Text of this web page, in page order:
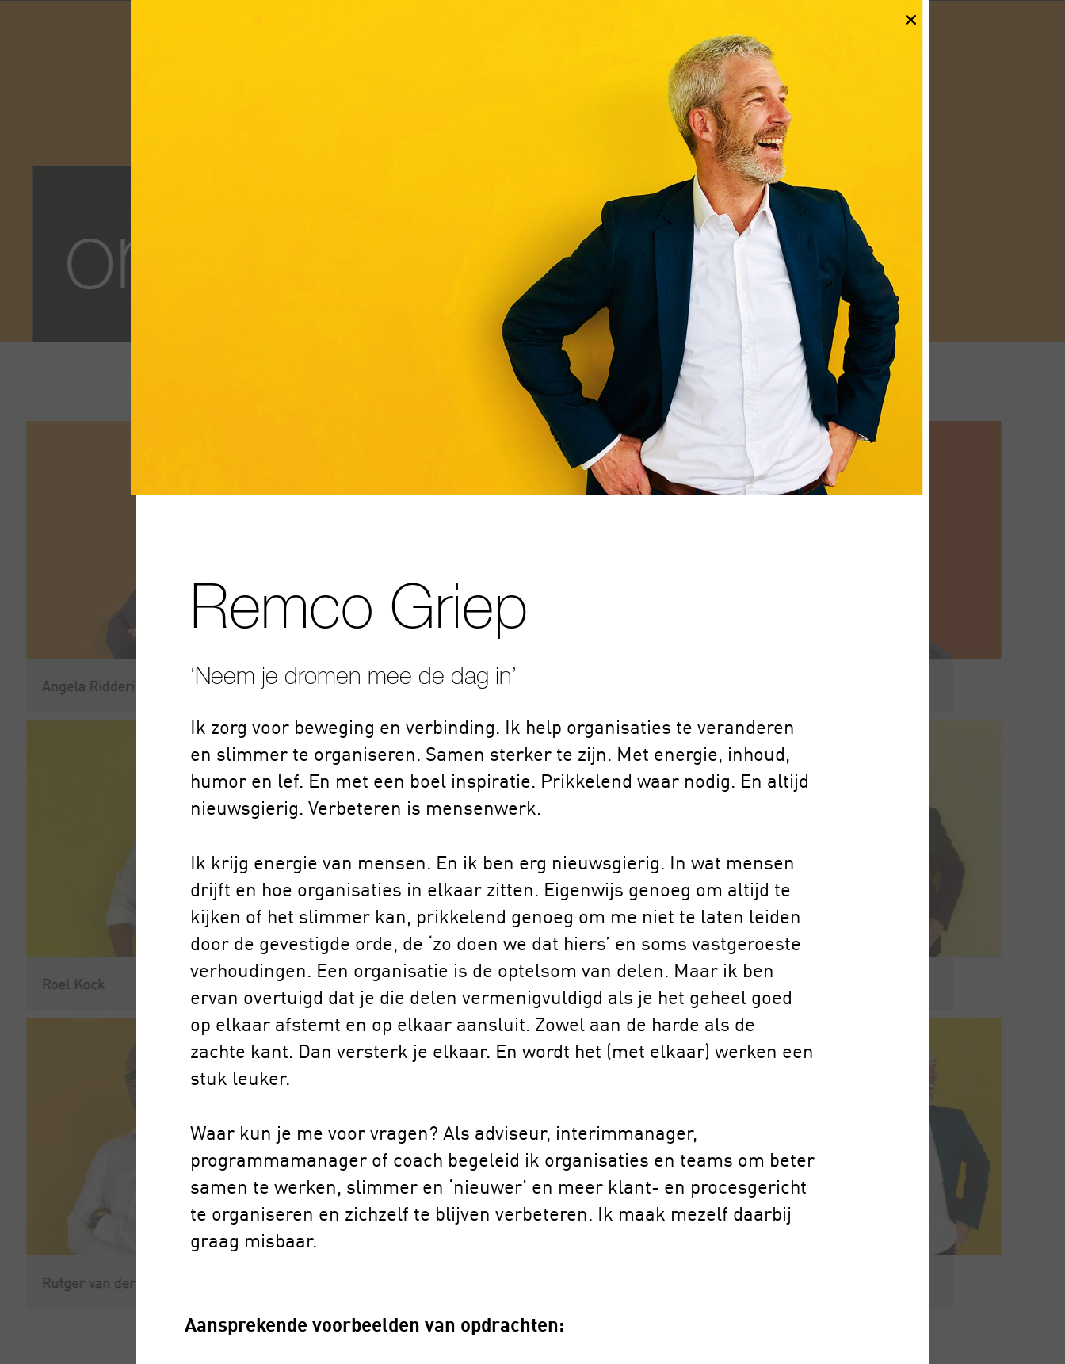
Remco Griep
‘Neem je dromen mee de dag in’
Ik zorg voor beweging en verbinding. Ik help organisaties te veranderen
en slimmer te organiseren. Samen sterker te zijn. Met energie, inhoud,
humor en lef. En met een boel inspiratie. Prikkelend waar nodig. En altijd
nieuwsgierig. Verbeteren is mensenwerk.
Ik krijg energie van mensen. En ik ben erg nieuwsgierig. In wat mensen
drijft en hoe organisaties in elkaar zitten. Eigenwijs genoeg om altijd te
kijken of het slimmer kan, prikkelend genoeg om me niet te laten leiden
door de gevestigde orde, de ‘zo doen we dat hiers’ en soms vastgeroeste
verhoudingen. Een organisatie is de optelsom van delen. Maar ik ben
ervan overtuigd dat je die delen vermenigvuldigd als je het geheel goed
op elkaar afstemt en op elkaar aansluit. Zowel aan de harde als de
zachte kant. Dan versterk je elkaar. En wordt het (met elkaar) werken een
stuk leuker.
Waar kun je me voor vragen? Als adviseur, interimmanager,
programmamanager of coach begeleid ik organisaties en teams om beter
samen te werken, slimmer en ‘nieuwer’ en meer klant- en procesgericht
te organiseren en zichzelf te blijven verbeteren. Ik maak mezelf daarbij
graag misbaar.
Aansprekende voorbeelden van opdrachten: